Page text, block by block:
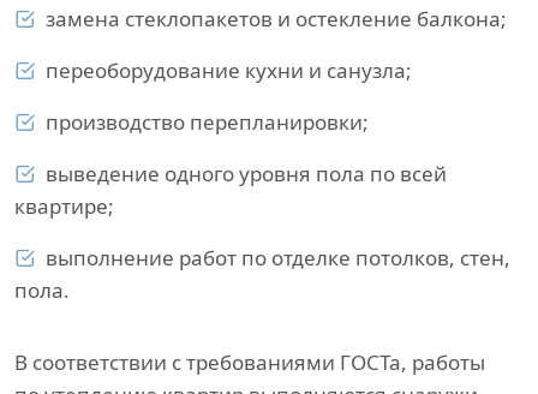
замена стеклопакетов и остекление балкона;
переоборудование кухни и санузла;
производство перепланировки;
выведение одного уровня пола по всей
квартире;
выполнение работ по отделке потолков, стен,
пола.
В соответствии с требованиями ГОСТа, работы